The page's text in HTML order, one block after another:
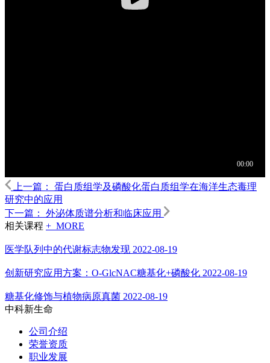
上一篇：
蛋白质组学及磷酸化蛋白质组学在海洋生态毒理
研究中的应用
下一篇：
外泌体质谱分析和临床应用
相关课程 + MORE
医学队列中的代谢标志物发现 2022-08-19
创新研究应用方案：O-GlcNAC糖基化+磷酸化 2022-08-19
糖基化修饰与植物病原真菌 2022-08-19
中科新生命
公司介绍
荣誉资质
职业发展